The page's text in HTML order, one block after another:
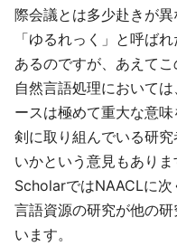
際会議とは多少赴きが異
「ゆるれっく」と呼ば
あるのですが、あえてこ
自然言語処理において
ースは極めて重大な意
剣に取り組んでいる研
いかという意見もあり
ScholarではNAACLに次
言語資源の研究が他の
います。